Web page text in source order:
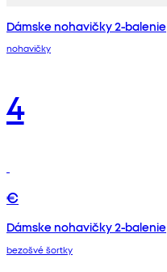
Dámske nohavičky 2-balenie
nohavičky
4
€
Dámske nohavičky 2-balenie
bezošvé šortky